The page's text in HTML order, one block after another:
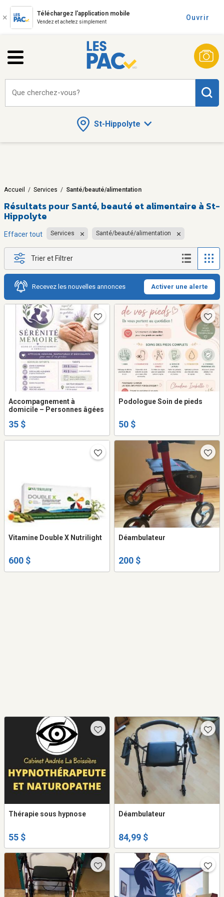
Téléchargez l'application mobile
Vendez et achetez simplement
Ouvrir
St-Hippolyte
Que cherchez-vous?
Accueil / Services / Santé/beauté/alimentation
Résultats pour Santé, beauté et alimentaire à St-
Hippolyte
Effacer tout Services Santé/beauté/alimentation
Trier et Filtrer
Recevez les nouvelles annonces Activer une alerte
Accompagnement à
domicile – Personnes âgées
35 $
Podologue Soin de pieds
50 $
Vitamine Double X Nutrilight
600 $
Déambulateur
200 $
Thérapie sous hypnose
55 $
Déambulateur
84,99 $